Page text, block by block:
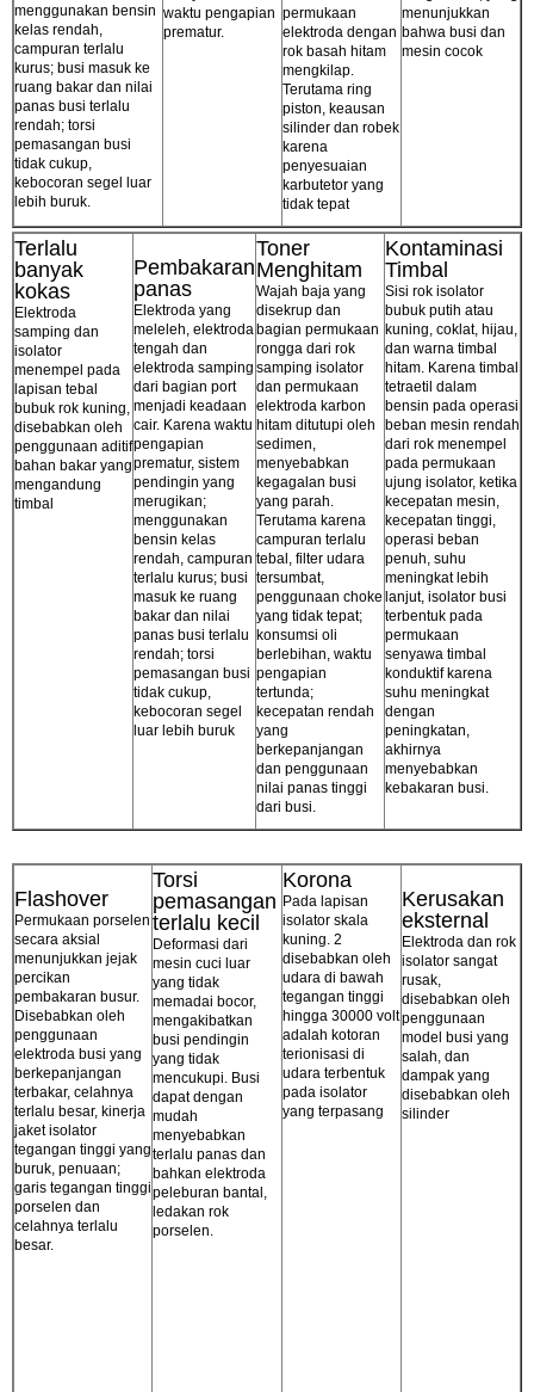
menggunakan bensin
kelas rendah,
campuran terlalu
kurus; busi masuk ke
ruang bakar dan nilai
panas busi terlalu
rendah; torsi
pemasangan busi
tidak cukup,
kebocoran segel luar
lebih buruk.
waktu pengapian
prematur.
permukaan
elektroda dengan
rok basah hitam
mengkilap.
Terutama ring
piston, keausan
silinder dan robek
karena
penyesuaian
karbutetor yang
tidak tepat
menunjukkan
bahwa busi dan
mesin cocok
Terlalu
banyak
kokas
Elektroda
samping dan
isolator
menempel pada
lapisan tebal
bubuk rok kuning,
disebabkan oleh
penggunaan aditif
bahan bakar yang
mengandung
timbal
Pembakaran
panas
Elektroda yang
meleleh, elektroda
tengah dan
elektroda samping
dari bagian port
menjadi keadaan
cair. Karena waktu
pengapian
prematur, sistem
pendingin yang
merugikan;
menggunakan
bensin kelas
rendah, campuran
terlalu kurus; busi
masuk ke ruang
bakar dan nilai
panas busi terlalu
rendah; torsi
pemasangan busi
tidak cukup,
kebocoran segel
luar lebih buruk
Toner
Menghitam
Wajah baja yang
disekrup dan
bagian permukaan
rongga dari rok
samping isolator
dan permukaan
elektroda karbon
hitam ditutupi oleh
sedimen,
menyebabkan
kegagalan busi
yang parah.
Terutama karena
campuran terlalu
tebal, filter udara
tersumbat,
penggunaan choke
yang tidak tepat;
konsumsi oli
berlebihan, waktu
pengapian
tertunda;
kecepatan rendah
yang
berkepanjangan
dan penggunaan
nilai panas tinggi
dari busi.
Kontaminasi
Timbal
Sisi rok isolator
bubuk putih atau
kuning, coklat, hijau,
dan warna timbal
hitam. Karena timbal
tetraetil dalam
bensin pada operasi
beban mesin rendah
dari rok menempel
pada permukaan
ujung isolator, ketika
kecepatan mesin,
kecepatan tinggi,
operasi beban
penuh, suhu
meningkat lebih
lanjut, isolator busi
terbentuk pada
permukaan
senyawa timbal
konduktif karena
suhu meningkat
dengan
peningkatan,
akhirnya
menyebabkan
kebakaran busi.
Flashover
Permukaan porselen
secara aksial
menunjukkan jejak
percikan
pembakaran busur.
Disebabkan oleh
penggunaan
elektroda busi yang
berkepanjangan
terbakar, celahnya
terlalu besar, kinerja
jaket isolator
tegangan tinggi yang
buruk, penuaan;
garis tegangan tinggi
porselen dan
celahnya terlalu
besar.
Torsi
pemasangan
terlalu kecil
Deformasi dari
mesin cuci luar
yang tidak
memadai bocor,
mengakibatkan
busi pendingin
yang tidak
mencukupi. Busi
dapat dengan
mudah
menyebabkan
terlalu panas dan
bahkan elektroda
peleburan bantal,
ledakan rok
porselen.
Korona
Pada lapisan
isolator skala
kuning. 2
disebabkan oleh
udara di bawah
tegangan tinggi
hingga 30000 volt
adalah kotoran
terionisasi di
udara terbentuk
pada isolator
yang terpasang
Kerusakan
eksternal
Elektroda dan rok
isolator sangat
rusak,
disebabkan oleh
penggunaan
model busi yang
salah, dan
dampak yang
disebabkan oleh
silinder